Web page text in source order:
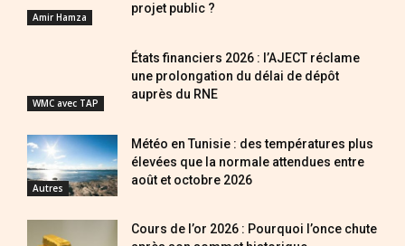
Amir Hamza
projet public ?
WMC avec TAP
États financiers 2026 : l’AJECT réclame
une prolongation du délai de dépôt
auprès du RNE
Autres
Météo en Tunisie : des températures plus
élevées que la normale attendues entre
août et octobre 2026
Cours de l’or 2026 : Pourquoi l’once chute